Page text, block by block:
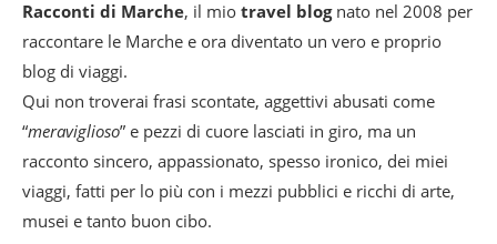
Racconti di Marche, il mio travel blognato nel 2008 per
raccontare le Marche e ora diventato un vero e proprio
blog di viaggi.
Qui non troverai frasi scontate, aggettivi abusati come
“meraviglioso” e pezzi di cuore lasciati in giro, ma un
racconto sincero, appassionato, spesso ironico, dei miei
viaggi, fatti per lo più con i mezzi pubblici e ricchi di arte,
musei e tanto buon cibo.